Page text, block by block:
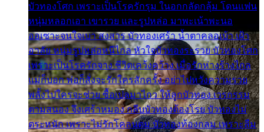
บัวทองโศก เพราะเป็นโรครักรุม ในอกกลัดกลุ้ม โดนแฟน
หนุ่มหลอกเอา เขารวย และรูปหล่อ มาพะเน้าพะนอ
ออเซาะจนใจเบา สงสาร บัวทองเศร้า น้ำตาคลอเบ้า เฝ้า
อาลัย หนุ่มรูปหล่อหนีไกล หัวใจบัวทองระรวย บัวทองโศก
เพราะเป็นโรครักจาง ชีวิตเคว้งคว้าง เมื่อรักห่างร้างไกล
แม่ก็บอก พ่อก็สั่งจะรักใครสักครั้ง อย่าไปหวังความรวย
พลั้งไปใครจะช่วย ซื้อเปลมาไกว ให้ลูกบัวทอง เวรกรรม
ตามสนอง จึงเศร้าหมอง กลีบบัวทองต้องโรย บัวทองไม่
ตระหนัก เพราะไม่รักโคลนตม บัวทองท้องกลม เพราะลืม